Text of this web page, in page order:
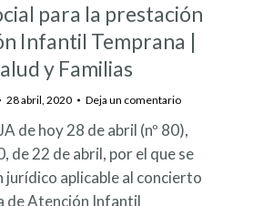
para la prestación
Infantil Temprana |
y Familias
28 abril, 2020 Deja un comentario
de hoy 28 de abril (nº 80),
de 22 de abril, por el que se
jurídico aplicable al concierto
de Atención Infantil